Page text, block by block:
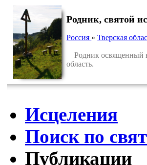
Родник, святой
Россия »Тверская
Родник освященный
область.
Исцеления
Поиск по
Публикации